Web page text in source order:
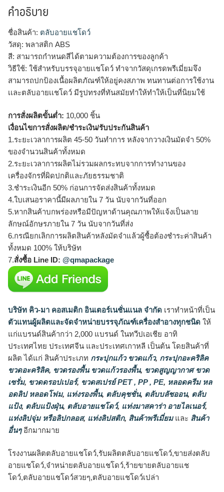
คำอธิบาย
ชื่อสินค้า: ตลับอายแชโดว์
วัสดุ: พลาสติก ABS
สี: สามารถกำหนดสีได้ตามความต้องการของลูกค้า
วิธีใช้: ใช้สำหรับบรรจุอายเเชโดว์ ทำจากวัสดุเกรดพรีเมี่ยมจึง
สามารถปกป้องเนื้อผลิตภัณฑ์ให้อยู่คงสภาพ ทนทานต่อการใช้งาน
เเละตลับอายเเชโดว์ มีรูปทรงที่ทันสมัยทำให้ทำให้เป็นที่นิยมใช้
การสั่งผลิตขั้นต่ำ: 10,000 ชิ้น
เงื่อนไขการสั่งผลิต/ชำระเงิน/รับประกันสินค้า
1.ระยะเวลาการผลิต 45-50 วันทำการ หลังจากวางเงินมัดจำ 50%
ของจำนวนสินค้าทั้งหมด
2.ระยะเวลาการผลิตไม่รวมผลกระทบจากการทำงานของ
เครื่องจักรที่ผิดปกติและภัยธรรมชาติ
3.ชำระเงินอีก 50% ก่อนการจัดส่งสินค้าทั้งหมด
4.ใบเสนอราคานี้มีผลภายใน 7 วัน นับจากวันที่ออก
5.หากสินค้าบกพร่องหรือมีปัญหาด้านคุณภาพให้แจ้งเป็นลาย
ลักษณ์อักษรภายใน 7 วัน นับจากวันที่ส่ง
6.กรณียกเลิกการผลิตสินค้าหลังมัดจำแล้วผู้ซื้อต้องชำระค่าสินค้า
ทั้งหมด 100% ให้บริษัท
7.สั่งซื้อ Line ID: @qmapackage
บริษัท คิว-มา คอสเมติก อินเตอร์เนชั่นแนล จำกัด เราทำหน้าที่เป็น
ตัวแทนผู้ผลิตและจัดจำหน่ายบรรจุภัณฑ์เครื่องสำอางทุกชนิด ให้
แก่แบรนด์สินค้ากว่า 2,000 แบรนด์ ในทวีปเอเชีย อาทิ
ประเทศไทย ประเทศจีน และประเทศเกาหลี เป็นต้น โดยสินค้าที่
ผลิต ได้แก่ สินค้าประเภท กระปุกแก้ว ขวดแก้ว, กระปุกอะคริลิค
ขวดอะคริลิค, ขวดรองพื้น ขวดแก้วรองพื้น, ขวดสูญญากาศ ขวด
เซรั่ม, ขวดดรอปเปอร์, ขวดสเปรย์ PET , PP , PE, หลอดครีม หล
อดลิป หลอดโฟม, แท่งรองพื้น, ตลับคุชชั่น, ตลับบลัชออน, ตลับ
แป้ง, ตลับแป้งฝุ่น, ตลับอายแชโดว์, แท่งมาสคาร่า อายไลเนอร์,
แท่งลิปจุ่ม หรือลิปกลอส, แท่งลิปสติก, สินค้าพรีเมี่ยมและ สินค้า
อื่นๆอีกมากมาย
โรงงานผลิตตลับอายแชโดว์,รับผลิตตลับอายแชโดว์,ขายส่งตลับ
อายแชโดว์,จำหน่ายตลับอายแชโดว์,ร้ายขายตลับอายแช
โดว์,ตลับอายแชโดว์สวยๆ,ตลับอายแชโดว์เปล่า